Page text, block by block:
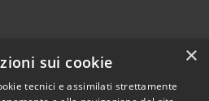
×
sui cookie
tecnici e assimilati strettamente